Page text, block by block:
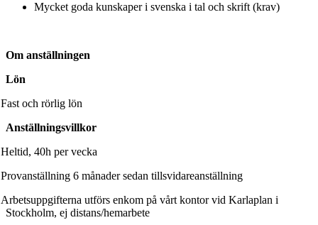
Mycket goda kunskaper i svenska i tal och skrift (krav)
Om anställningen
Lön
Fast och rörlig lön
Anställningsvillkor
Heltid, 40h per vecka
Provanställning 6 månader sedan tillsvidareanställning
Arbetsuppgifterna utförs enkom på vårt kontor vid Karlaplan i
Stockholm, ej distans/hemarbete